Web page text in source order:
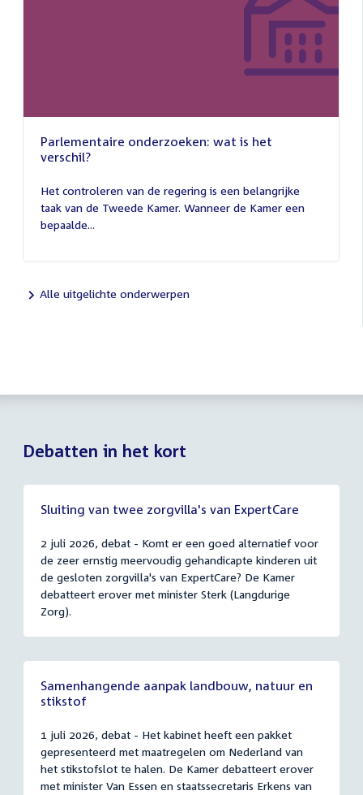
Parlementaire onderzoeken: wat is het
verschil?
juli
2026
Het controleren van de regering is een belangrijke
taak van de Tweede Kamer. Wanneer de Kamer een
bepaalde...
Alle uitgelichte onderwerpen
Debatten in het kort
Sluiting van twee zorgvilla's van ExpertCare
2 juli 2026, debat - Komt er een goed alternatief voor
de zeer ernstig meervoudig gehandicapte kinderen uit
de gesloten zorgvilla's van ExpertCare? De Kamer
debatteert erover met minister Sterk (Langdurige
Zorg).
Samenhangende aanpak landbouw, natuur en
stikstof
1 juli 2026, debat - Het kabinet heeft een pakket
gepresenteerd met maatregelen om Nederland van
het stikstofslot te halen. De Kamer debatteert erover
met minister Van Essen en staatssecretaris Erkens van